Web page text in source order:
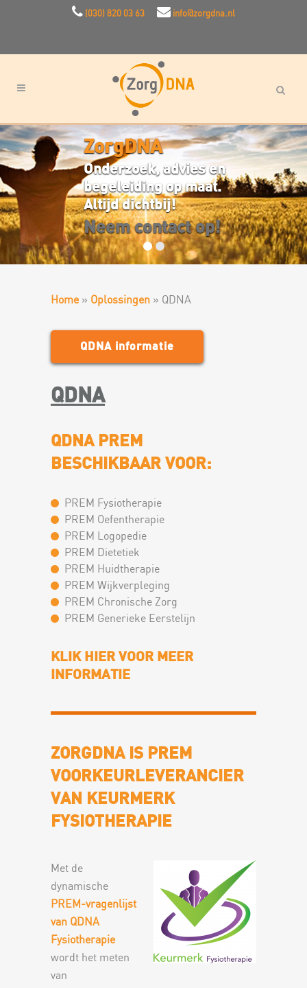
(030) 820 03 63 info@zorgdna.nl
ZorgDNA
Onderzoek, advies en
begeleiding op maat.
Altijd dichtbij!
Neem contact op!
Home» Oplossingen » QDNA
QDNA informatie
QDNA
QDNA PREM
BESCHIKBAAR VOOR:
PREM Fysiotherapie
PREM Oefentherapie
PREM Logopedie
PREM Dietetiek
PREM Huidtherapie
PREM Wijkverpleging
PREM Chronische Zorg
PREM Generieke Eerstelijn
KLIK HIER VOOR MEER
INFORMATIE
ZORGDNA IS PREM
VOORKEURLEVERANCIER
VAN KEURMERK
FYSIOTHERAPIE
Met de
dynamische
PREM-vragenlijst
van QDNA
Fysiotherapie
wordt het meten
van